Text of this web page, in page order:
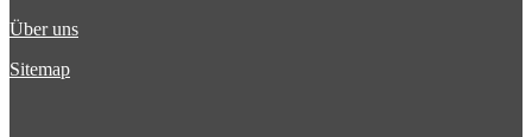
Über uns
Sitemap